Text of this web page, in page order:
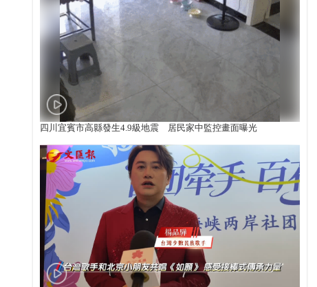
四川宜賓市高縣發生4.9級地震 居民家中監控畫面曝光